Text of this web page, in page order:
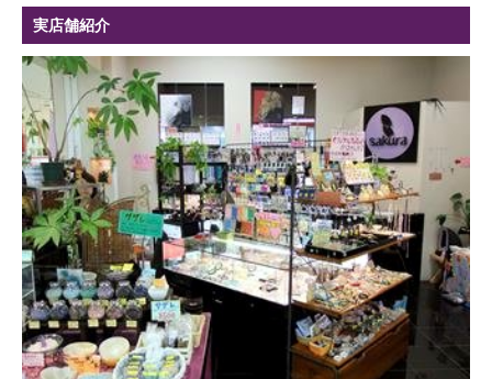
実店舗紹介